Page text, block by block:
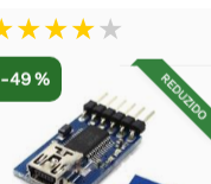
REDUZIDO
-49 %